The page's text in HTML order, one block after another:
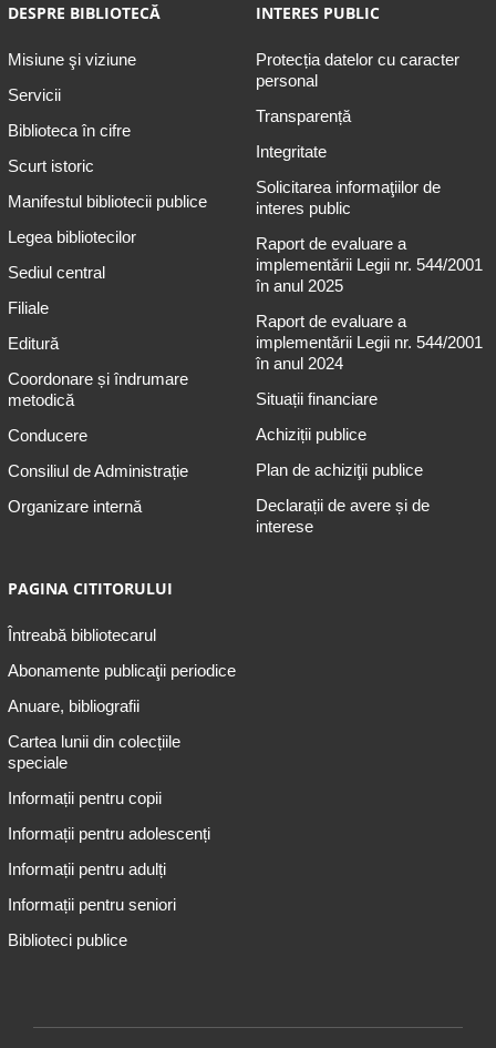
DESPRE BIBLIOTECĂ
Misiune şi viziune
Servicii
Biblioteca în cifre
Scurt istoric
Manifestul bibliotecii publice
Legea bibliotecilor
Sediul central
Filiale
Editură
Coordonare și îndrumare
metodică
Conducere
Consiliul de Administrație
Organizare internă
INTERES PUBLIC
Protecția datelor cu caracter
personal
Transparență
Integritate
Solicitarea informaţiilor de
interes public
Raport de evaluare a
implementării Legii nr. 544/2001
în anul 2025
Raport de evaluare a
implementării Legii nr. 544/2001
în anul 2024
Situații financiare
Achiziții publice
Plan de achiziţii publice
Declarații de avere și de
interese
PAGINA CITITORULUI
Întreabă bibliotecarul
Abonamente publicaţii periodice
Anuare, bibliografii
Cartea lunii din colecțiile
speciale
Informații pentru copii
Informații pentru adolescenți
Informații pentru adulți
Informații pentru seniori
Biblioteci publice